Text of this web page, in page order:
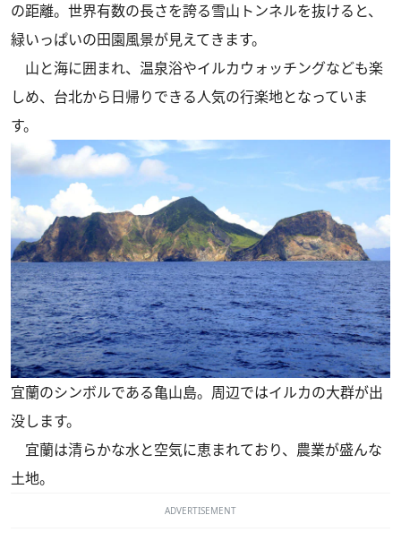
の距離。世界有数の長さを誇る雪山トンネルを抜けると、
緑いっぱいの田園風景が見えてきます。
山と海に囲まれ、温泉浴やイルカウォッチングなども楽
しめ、台北から日帰りできる人気の行楽地となっていま
す。
宜蘭のシンボルである亀山島。周辺ではイルカの大群が出
没します。
宜蘭は清らかな水と空気に恵まれており、農業が盛んな
土地。
ADVERTISEMENT